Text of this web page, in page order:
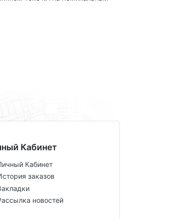
Кабинет
Кабинет
заказов
новостей